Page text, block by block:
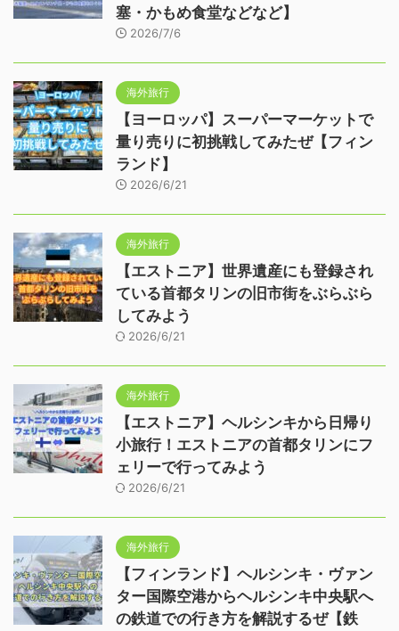
塞・かもめ食堂などなど】
2026/7/6
海外旅行
【ヨーロッパ】スーパーマーケットで
量り売りに初挑戦してみたぜ【フィン
ランド】
2026/6/21
海外旅行
【エストニア】世界遺産にも登録され
ている首都タリンの旧市街をぶらぶら
してみよう
2026/6/21
海外旅行
【エストニア】ヘルシンキから日帰り
小旅行！エストニアの首都タリンにフ
ェリーで行ってみよう
2026/6/21
海外旅行
【フィンランド】ヘルシンキ・ヴァン
ター国際空港からヘルシンキ中央駅へ
の鉄道での行き方を解説するぜ【鉄